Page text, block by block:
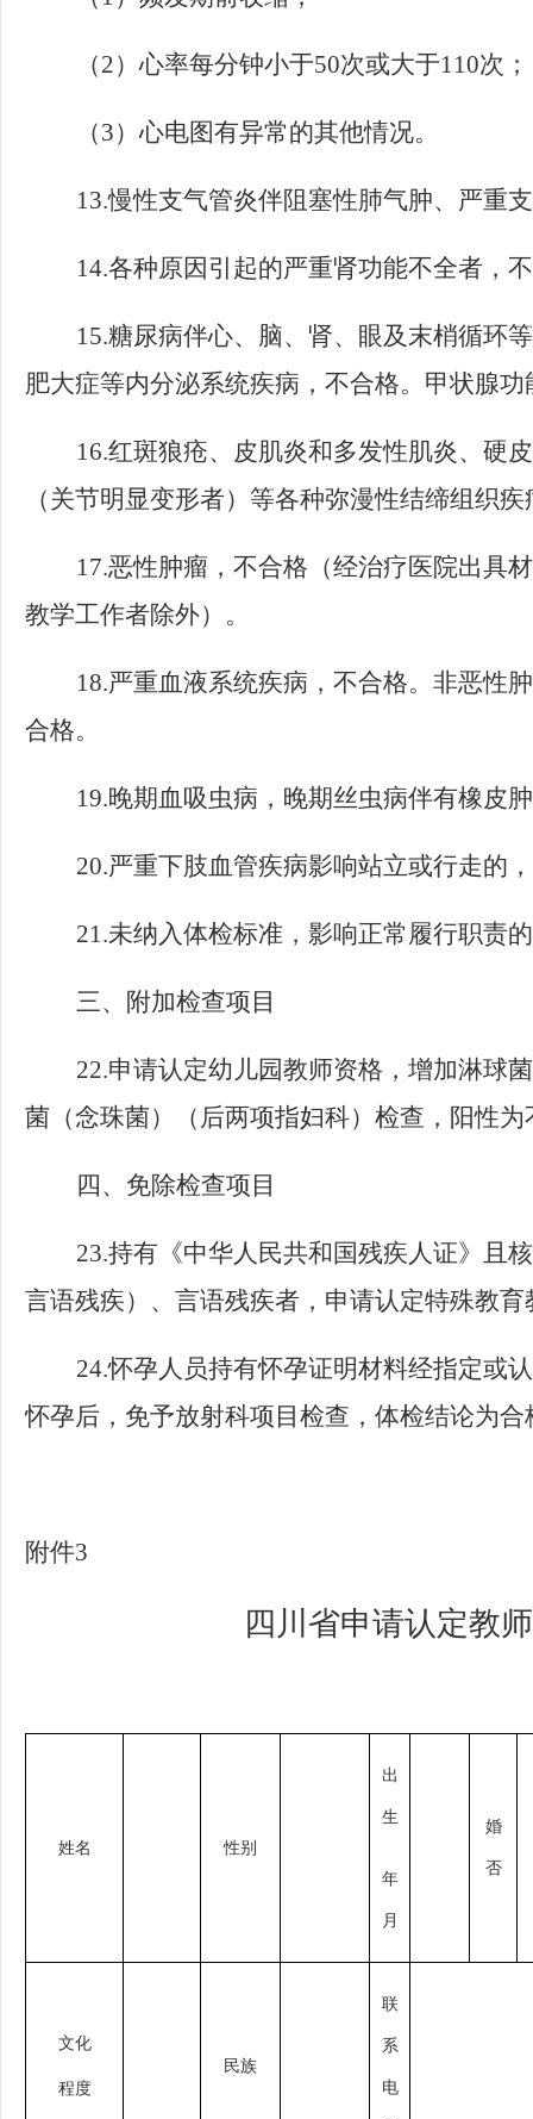
（2）心率每分钟小于50次或大于110次；
（3）心电图有异常的其他情况。
13.慢性支气管炎伴阻塞性肺气肿、严重
14.各种原因引起的严重肾功能不全者，
15.糖尿病伴心、脑、肾、眼及末梢循环
肥大症等内分泌系统疾病，不合格。甲状腺
16.红斑狼疮、皮肌炎和多发性肌炎、硬
（关节明显变形者）等各种弥漫性结缔组织
17.恶性肿瘤，不合格（经治疗医院出具
教学工作者除外）。
18.严重血液系统疾病，不合格。非恶性
合格。
19.晚期血吸虫病，晚期丝虫病伴有橡皮
20.严重下肢血管疾病影响站立或行走的
21.未纳入体检标准，影响正常履行职责
三、附加检查项目
22.申请认定幼儿园教师资格，增加淋球
菌（念珠菌）（后两项指妇科）检查，阳性为
四、免除检查项目
23.持有《中华人民共和国残疾人证》且
言语残疾）、言语残疾者，申请认定特殊教
24.怀孕人员持有怀孕证明材料经指定或
怀孕后，免予放射科项目检查，体检结论为
附件3
四川省申请认定教
姓名 性别
出
生
年
月
婚
否
文化
程度
民族
联
系
电